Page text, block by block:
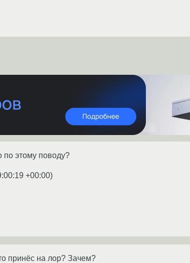
по этому поводу?
+00:00)
принёс на лор? Зачем?